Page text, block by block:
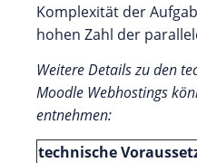
Komplexität der
hohen Zahl der
Weitere Details zu den
Moodle Webhostings
entnehmen:
technische